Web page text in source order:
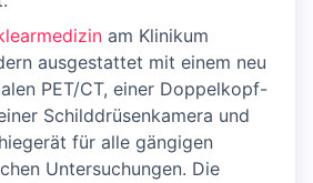
am Klinikum
ausgestattet mit einem neu
PET/CT, einer Doppelkopf-
Schilddrüsenkamera und
für alle gängigen
Untersuchungen. Die